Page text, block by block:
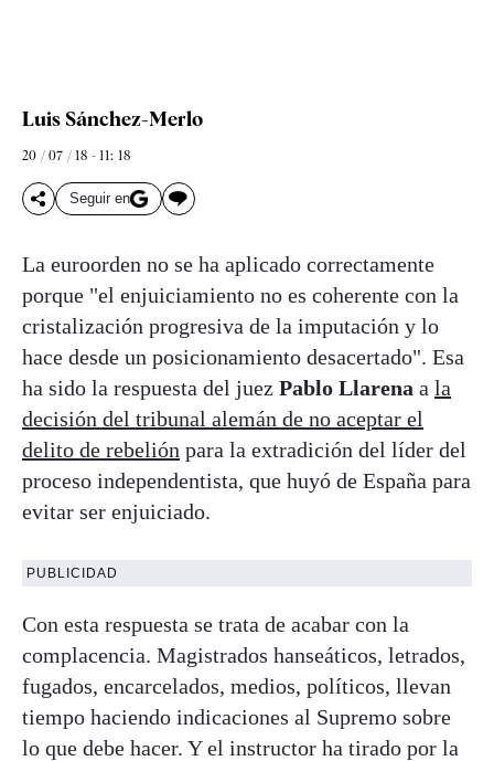
Luis Sánchez-Merlo
20 / 07 / 18 - 11: 18
Seguir en
La euroorden no se ha aplicado correctamente
porque "el enjuiciamiento no es coherente con la
cristalización progresiva de la imputación y lo
hace desde un posicionamiento desacertado". Esa
ha sido la respuesta del juez Pablo Llarena a la
decisión del tribunal alemán de no aceptar el
delito de rebelión para la extradición del líder del
proceso independentista, que huyó de España para
evitar ser enjuiciado.
PUBLICIDAD
Con esta respuesta se trata de acabar con la
complacencia. Magistrados hanseáticos, letrados,
fugados, encarcelados, medios, políticos, llevan
tiempo haciendo indicaciones al Supremo sobre
lo que debe hacer. Y el instructor ha tirado por la